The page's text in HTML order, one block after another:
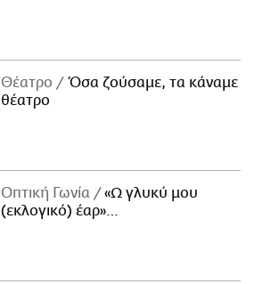
Θέατρο
Όσα ζούσαμε, τα κάναμε
θέατρο
Οπτική Γωνία
«Ω γλυκύ μου
(εκλογικό) έαρ»…